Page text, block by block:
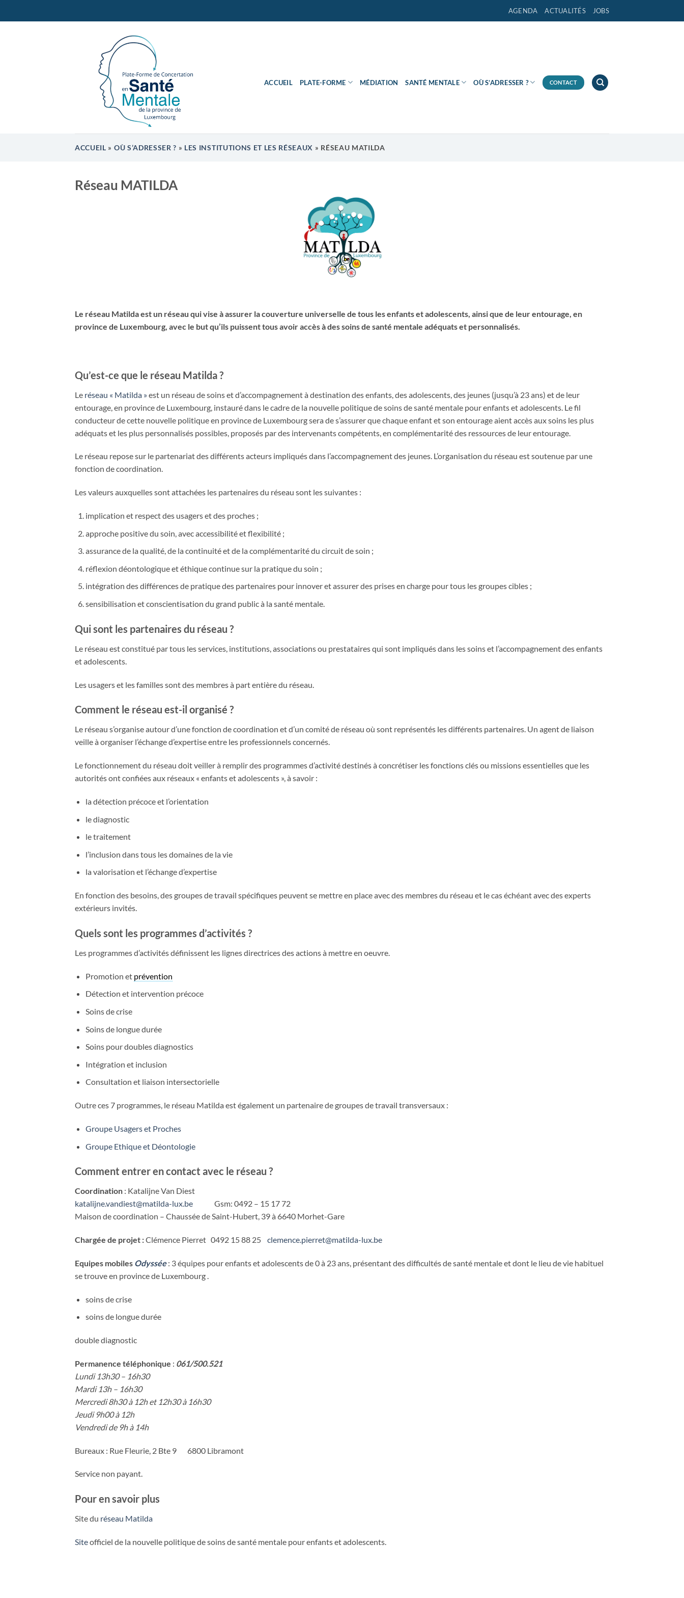
AGENDA ACTUALITÉS JOBS
ACCUEIL PLATE-FORME MÉDIATION SANTÉ MENTALE OÙ S’ADRESSER ? CONTACT
ACCUEIL » OÙ S’ADRESSER ? » LES INSTITUTIONS ET LES RÉSEAUX » RÉSEAU MATILDA
Réseau MATILDA
Le réseau Matilda est un réseau qui vise à assurer la couverture universelle de tous les enfants et adolescents, ainsi que de leur entourage, en
province de Luxembourg, avec le but qu’ils puissent tous avoir accès à des soins de santé mentale adéquats et personnalisés.
Qu’est-ce que le réseau Matilda ?
Le réseau « Matilda »est un réseau de soins et d’accompagnement à destination des enfants, des adolescents, des jeunes (jusqu’à 23 ans) et de leur
entourage, en province de Luxembourg, instauré dans le cadre de la nouvelle politique de soins de santé mentale pour enfants et adolescents. Le fil
conducteur de cette nouvelle politique en province de Luxembourg sera de s’assurer que chaque enfant et son entourage aient accès aux soins les plus
adéquats et les plus personnalisés possibles, proposés par des intervenants compétents, en complémentarité des ressources de leur entourage.
Le réseau repose sur le partenariat des différents acteurs impliqués dans l’accompagnement des jeunes. L’organisation du réseau est soutenue par une
fonction decoordination.
Les valeurs auxquelles sont attachées les partenaires du réseau sont les suivantes :
implication et respect des usagers et des proches ;
approche positive du soin, avec accessibilité et flexibilité ;
assurance de la qualité, de la continuité et de la complémentarité du circuit de soin ;
réflexion déontologique et éthique continue sur la pratique du soin ;
intégration des différences de pratique des partenaires pour innover et assurer des prises en charge pour tous les groupes cibles ;
sensibilisation et conscientisation du grand public à la santé mentale.
Qui sont les partenaires du réseau ?
Le réseau est constitué par tous les services, institutions, associations ou prestataires qui sont impliqués dans les soins et l’accompagnement des enfants
et adolescents.
Les usagers et les familles sont des membres à part entière du réseau.
Comment le réseau est-il organisé ?
Le réseau s’organise autour d’une fonction decoordination et d’un comité de réseau où sont représentés les différents partenaires. Un agent de liaison
veille à organiser l’échange d’expertise entre les professionnels concernés.
Le fonctionnement du réseau doit veiller à remplir des programmes d’activité destinés à concrétiser les fonctions clés ou missions essentielles que les
autorités ont confiées aux réseaux « enfants et adolescents », à savoir :
la détection précoce et l’orientation
le diagnostic
le traitement
l’inclusion dans tous les domaines de la vie
la valorisation et l’échange d’expertise
En fonction des besoins, des groupes de travail spécifiques peuvent se mettre en place avec des membres du réseau et le cas échéant avec des experts
extérieurs invités.
Quels sont les programmes d’activités ?
Les programmes d’activités définissent les lignes directrices des actions à mettre en oeuvre.
Promotion et prévention
Détection et intervention précoce
Soins de crise
Soins de longue durée
Soins pour doubles diagnostics
Intégration et inclusion
Consultation et liaison intersectorielle
Outre ces 7 programmes, le réseau Matilda est également un partenaire de groupes de travail transversaux :
Groupe Usagers et Proches
Groupe Ethique et Déontologie
Comment entrer en contact avec le réseau ?
Coordination : Katalijne Van Diest
katalijne.vandiest@matilda-lux.be
Gsm: 0492 – 15 17 72
Maison decoordination – Chaussée de Saint-Hubert, 39 à 6640 Morhet-Gare
Chargée de projet :Clémence Pierret 0492 15 88 25 clemence.pierret@matilda-lux.be
Equipes mobiles Odyssée: 3 équipes pour enfants et adolescents de 0 à 23 ans, présentant des difficultés de santé mentale et dont le lieu de vie habituel
se trouve en province de Luxembourg .
soins de crise
soins de longue durée
double diagnostic
Permanence téléphonique : 061/500.521
Lundi 13h30 – 16h30
Mardi 13h – 16h30
Mercredi 8h30 à 12h et 12h30 à 16h30
Jeudi 9h00 à 12h
Vendredi de 9h à 14h
Bureaux : Rue Fleurie, 2 Bte 9 6800 Libramont
Service non payant.
Pour en savoir plus
Site du réseau Matilda
Siteofficiel de la nouvelle politique de soins de santé mentale pour enfants et adolescents.